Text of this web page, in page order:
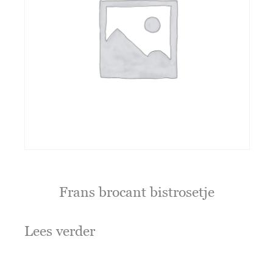
Frans brocant bistrosetje
Lees verder